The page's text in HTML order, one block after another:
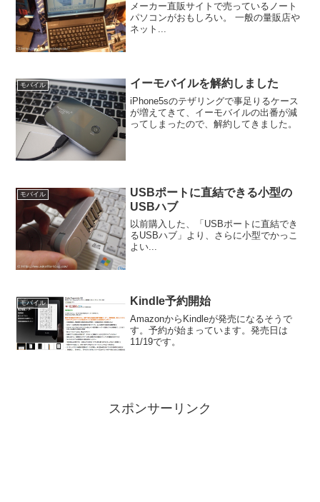
メーカー直販サイトで売っているノート
パソコンがおもしろい。 一般の量販店や
ネット...
モバイル イーモバイルを解約しました
iPhone5sのテザリングで事足りるケース
が増えてきて、イーモバイルの出番が減
ってしまったので、解約してきました。
モバイル
USBポートに直結できる小型の
USBハブ
以前購入した、「USBポートに直結でき
るUSBハブ」より、さらに小型でかっこ
よい...
モバイル Kindle予約開始
AmazonからKindleが発売になるそうで
す。予約が始まっています。発売日は
11/19です。
スポンサーリンク